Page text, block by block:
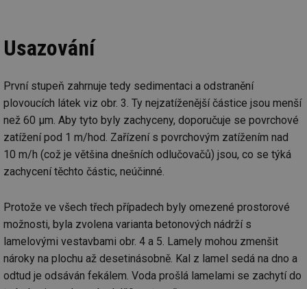
Usazování
První stupeň zahrnuje tedy sedimentaci a odstranění
plovoucích látek viz obr. 3. Ty nejzatíženější částice jsou menší
než 60 μm. Aby tyto byly zachyceny, doporučuje se povrchové
zatížení pod 1 m/hod. Zařízení s povrchovým zatížením nad
10 m/h (což je většina dnešních odlučovačů) jsou, co se týká
zachycení těchto částic, neúčinné.
Protože ve všech třech případech byly omezené prostorové
možnosti, byla zvolena varianta betonových nádrží s
lamelovými vestavbami obr. 4 a 5. Lamely mohou zmenšit
nároky na plochu až desetinásobně. Kal z lamel sedá na dno a
odtud je odsáván fekálem. Voda prošlá lamelami se zachytí do